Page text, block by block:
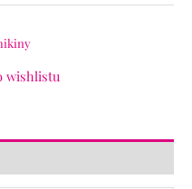
wishlistu